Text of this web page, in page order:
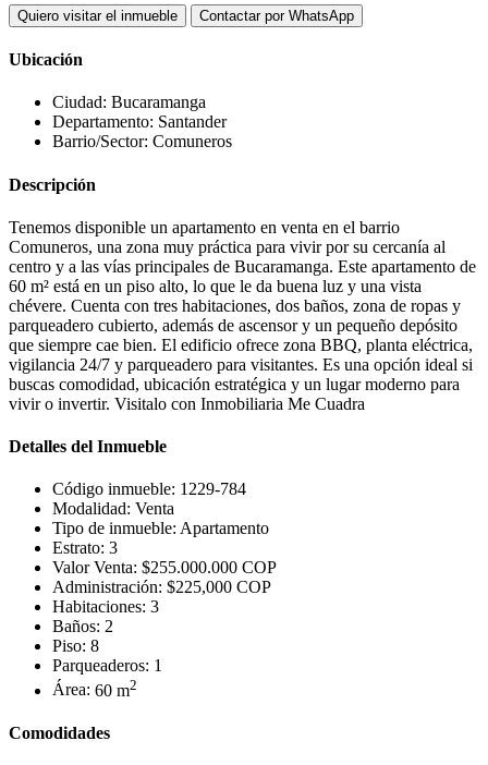
Quiero visitar el inmueble Contactar por WhatsApp
Ubicación
Ciudad: Bucaramanga
Departamento: Santander
Barrio/Sector: Comuneros
Descripción
Tenemos disponible un apartamento en venta en el barrio
Comuneros, una zona muy práctica para vivir por su cercanía al
centro y a las vías principales de Bucaramanga. Este apartamento de
60 m² está en un piso alto, lo que le da buena luz y una vista
chévere. Cuenta con tres habitaciones, dos baños, zona de ropas y
parqueadero cubierto, además de ascensor y un pequeño depósito
que siempre cae bien. El edificio ofrece zona BBQ, planta eléctrica,
vigilancia 24/7 y parqueadero para visitantes. Es una opción ideal si
buscas comodidad, ubicación estratégica y un lugar moderno para
vivir o invertir. Visitalo con Inmobiliaria Me Cuadra
Detalles del Inmueble
Código inmueble: 1229-784
Modalidad: Venta
Tipo de inmueble: Apartamento
Estrato: 3
Valor Venta: $255.000.000 COP
Administración: $225,000 COP
Habitaciones: 3
Baños: 2
Piso: 8
Parqueaderos: 1
Área: 60 m2
Comodidades